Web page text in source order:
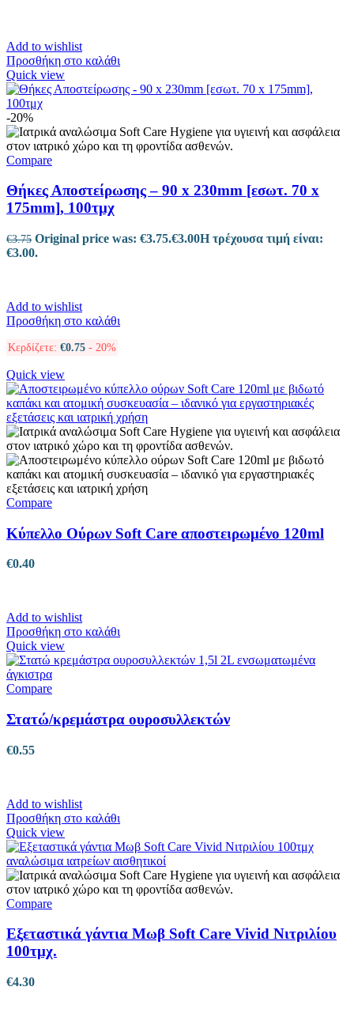
Add to wishlist
Προσθήκη στο καλάθι
Quick view
-20%
Compare
Θήκες Αποστείρωσης – 90 x 230mm [εσωτ. 70 x
175mm], 100τμχ
€3.75 Original price was: €3.75.€3.00Η τρέχουσα τιμή είναι:
€3.00.
Add to wishlist
Προσθήκη στο καλάθι
Κερδίζετε: €0.75 - 20%
Quick view
Compare
Κύπελλο Ούρων Soft Care αποστειρωμένο 120ml
€0.40
Add to wishlist
Προσθήκη στο καλάθι
Quick view
Compare
Στατώ/κρεμάστρα ουροσυλλεκτών
€0.55
Add to wishlist
Προσθήκη στο καλάθι
Quick view
Compare
Εξεταστικά γάντια Μωβ Soft Care Vivid Νιτριλίου
100τμχ.
€4.30